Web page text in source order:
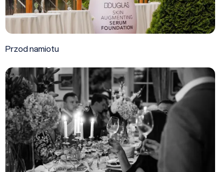
Przod namiotu